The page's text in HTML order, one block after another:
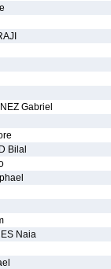
Gabriel
Bilal
Naia